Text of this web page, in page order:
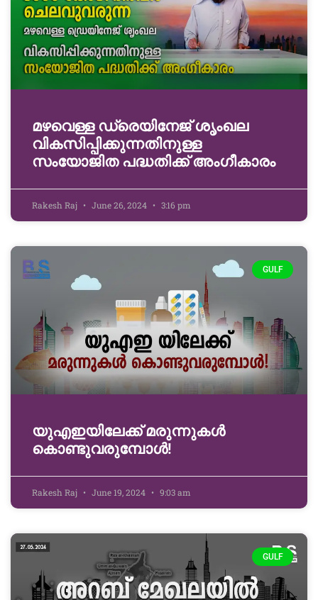
മഴവെള്ള ഡ്രെയിനേജ് ശൃംഖല
വികസിപ്പിക്കുന്നതിനുള്ള
സംയോജിത പദ്ധതിക്ക് അംഗീകാരം
Rakesh Raj June 26, 2024 3:16 pm
GULF
യുഎഇയിലേക്ക് മരുന്നുകൾ
കൊണ്ടുവരുമ്പോൾ!
Rakesh Raj June 19, 2024 9:03 am
GULF